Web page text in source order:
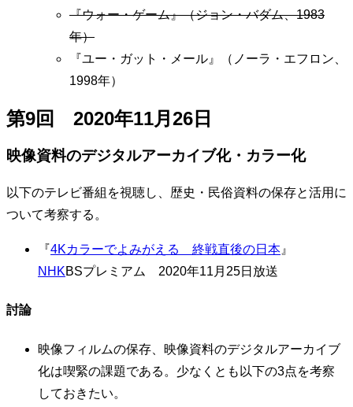
『ウォー・ゲーム』（ジョン・バダム、1983
年）
『ユー・ガット・メール』（ノーラ・エフロン、
1998年）
第9回 2020年11月26日
映像資料のデジタルアーカイブ化・カラー化
以下のテレビ番組を視聴し、歴史・民俗資料の保存と活用に
ついて考察する。
『4Kカラーでよみがえる 終戦直後の日本 』
NHKBSプレミアム 2020年11月25日放送
討論
映像フィルムの保存、映像資料のデジタルアーカイブ
化は喫緊の課題である。少なくとも以下の3点を考察
しておきたい。